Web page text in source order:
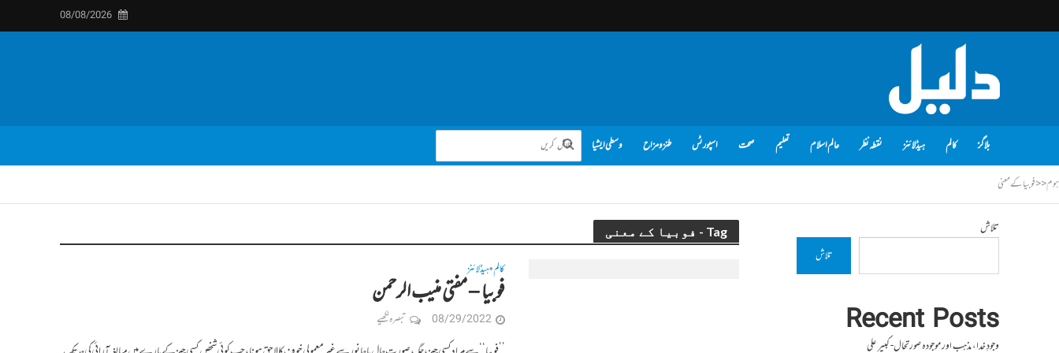
08/08/2026
بلاگز کالم ہیڈلائنز نقطہ نظر عالم اسلام تعلیم صحت اسپورٹس طنز و مزاح وسطی ایشیا
ہوم<<فوبیا کے معنی
Tag - فوبیا کے معنی
کالم•ہیڈلائنز
فوبیا – مفتی منیب الرحمن
08/29/2022 تبصرہ لکھیے
تلاش
تلاش
Recent Posts
وجودِ خدا، مذہب اور موجودہ صورتحال- کبیر علی